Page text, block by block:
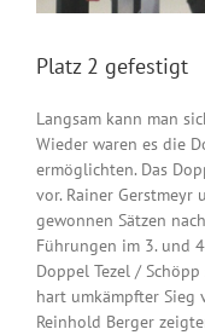
Platz 2 gefestigt
Langsam kann man
Wieder waren es die
ermöglichten. Das
vor. Rainer
gewonnen Sätzen
Führungen im 3. und
Doppel Tezel /
hart umkämpfter
Reinhold Berger